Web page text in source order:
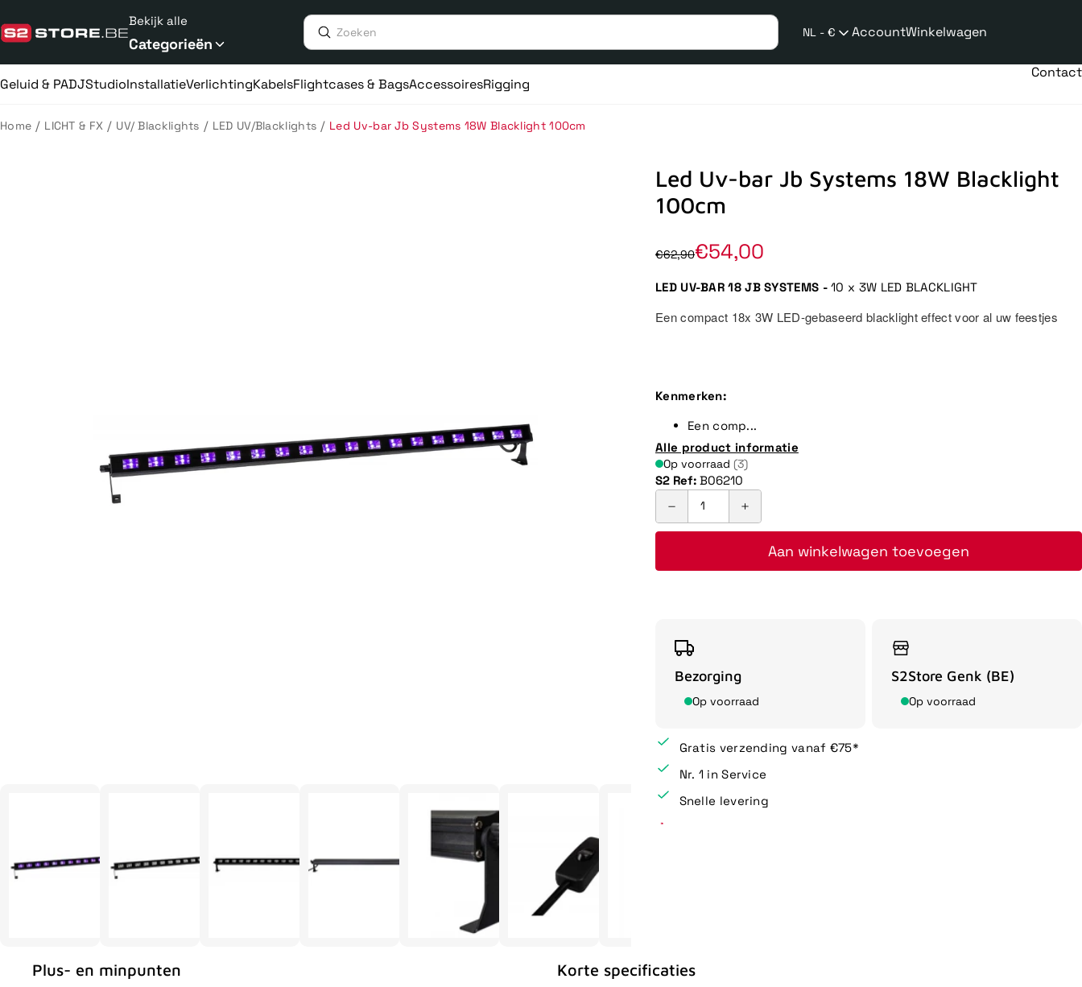
naar
de
Bekijk alle
Categorieën
NL - €
taalwijziging
AccountWinkelwagen
Geluid & PADJStudioInstallatieVerlichtingKabelsFlightcases & BagsAccessoiresRigging
Contact
Home / LICHT & FX / UV/ Blacklights / LED UV/Blacklights / Led Uv-bar Jb Systems 18W Blacklight 100cm
Led Uv-bar Jb Systems 18W Blacklight
100cm
€62,90€54,00
LED UV-BAR 18 JB SYSTEMS -10 x 3W LED BLACKLIGHT
Een compact 18x 3W LED-gebaseerd blacklight effect voor al uw feestjes
Kenmerken:
Een comp...
Alle product informatie
Op voorraad (3)
S2 Ref: B06210
Aan winkelwagen toevoegen
Bezorging
Op voorraad
S2Store Genk (BE)
Op voorraad
Gratis verzending vanaf €75*
Nr. 1 in Service
Snelle levering
Plus- en minpunten
Korte specificaties